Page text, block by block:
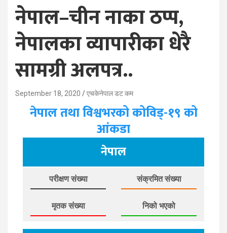
नेपाल–चीन नाका ठप्प,
नेपालका व्यापारीका धेरै
सामग्री अलपत्र..
September 18, 2020 एचकेनेपाल डट कम
नेपाल तथा विश्वभरको कोविड्-१९ को
आंकडा
नेपाल
परीक्षण संख्या संक्रमित संख्या
मृतक संख्या निको भएको